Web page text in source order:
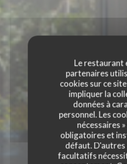
Le restaurant
partenaires
cookies sur ce
impliquer la
données à
personnel. Les
nécessaires
obligatoires et
défaut. D'autres
facultatifs